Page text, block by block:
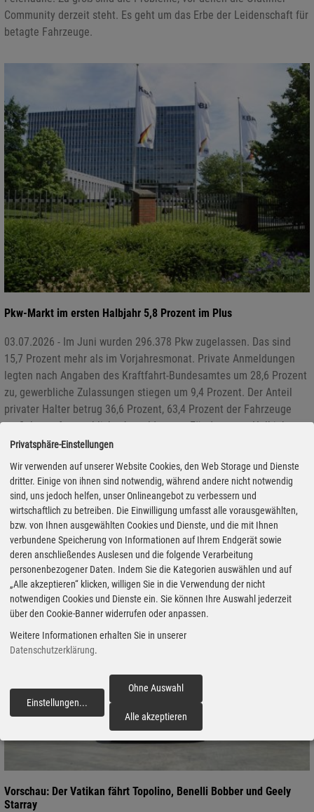
Community derzeit steht. Es geht um das Erbe der Leidenschaft für
betagte Fahrzeuge.
Pkw-Markt im ersten Halbjahr 5,8 Prozent im Plus
03.07.2026 - Im Juni wurden 296.378 Pkw zugelassen. Das sind
15,7 Prozent mehr als im Vorjahresmonat. Private Anmeldungen
legten nach Angaben des Kraftfahrt-Bundesamtes um 28,6 Prozent
zu, gewerbliche Zulassungen stiegen um 9,4 Prozent. Der Anteil
privater Halter betrug 36,6 Prozent, 63,4 Prozent der Fahrzeuge
entfielen auf gewerbliche Anmeldungen. Für das erste Halbjahr
ergibt sich damit gegenüber den ersten sechs Monaten des Jahres
202 ein Plus von 5,8 Prozent auf 1.484.393 Neuwagen. Größter
Gewinner unter den deutschen Marken war im ersten Halbjahr Opel
mit einem Zuwachs von 14,5 Prozent. Marktführer bleibt VW,
stärkster Importeur ist Skoda.
Vorschau: Der Vatikan fährt Topolino, Benelli Bobber und Geely
Starray
Privatsphäre-Einstellungen
Wir verwenden auf unserer Website Cookies, den Web Storage und Dienste
dritter. Einige von ihnen sind notwendig, während andere nicht notwendig
sind, uns jedoch helfen, unser Onlineangebot zu verbessern und
wirtschaftlich zu betreiben. Die Einwilligung umfasst alle vorausgewählten,
bzw. von Ihnen ausgewählten Cookies und Dienste, und die mit Ihnen
verbundene Speicherung von Informationen auf Ihrem Endgerät sowie
deren anschließendes Auslesen und die folgende Verarbeitung
personenbezogener Daten. Indem Sie die Kategorien auswählen und auf
„Alle akzeptieren“ klicken, willigen Sie in die Verwendung der nicht
notwendigen Cookies und Dienste ein. Sie können Ihre Auswahl jederzeit
über den Cookie-Banner widerrufen oder anpassen.
Weitere Informationen erhalten Sie in unserer
Datenschutzerklärung.
Einstellungen...
Ohne Auswahl
Alle akzeptieren